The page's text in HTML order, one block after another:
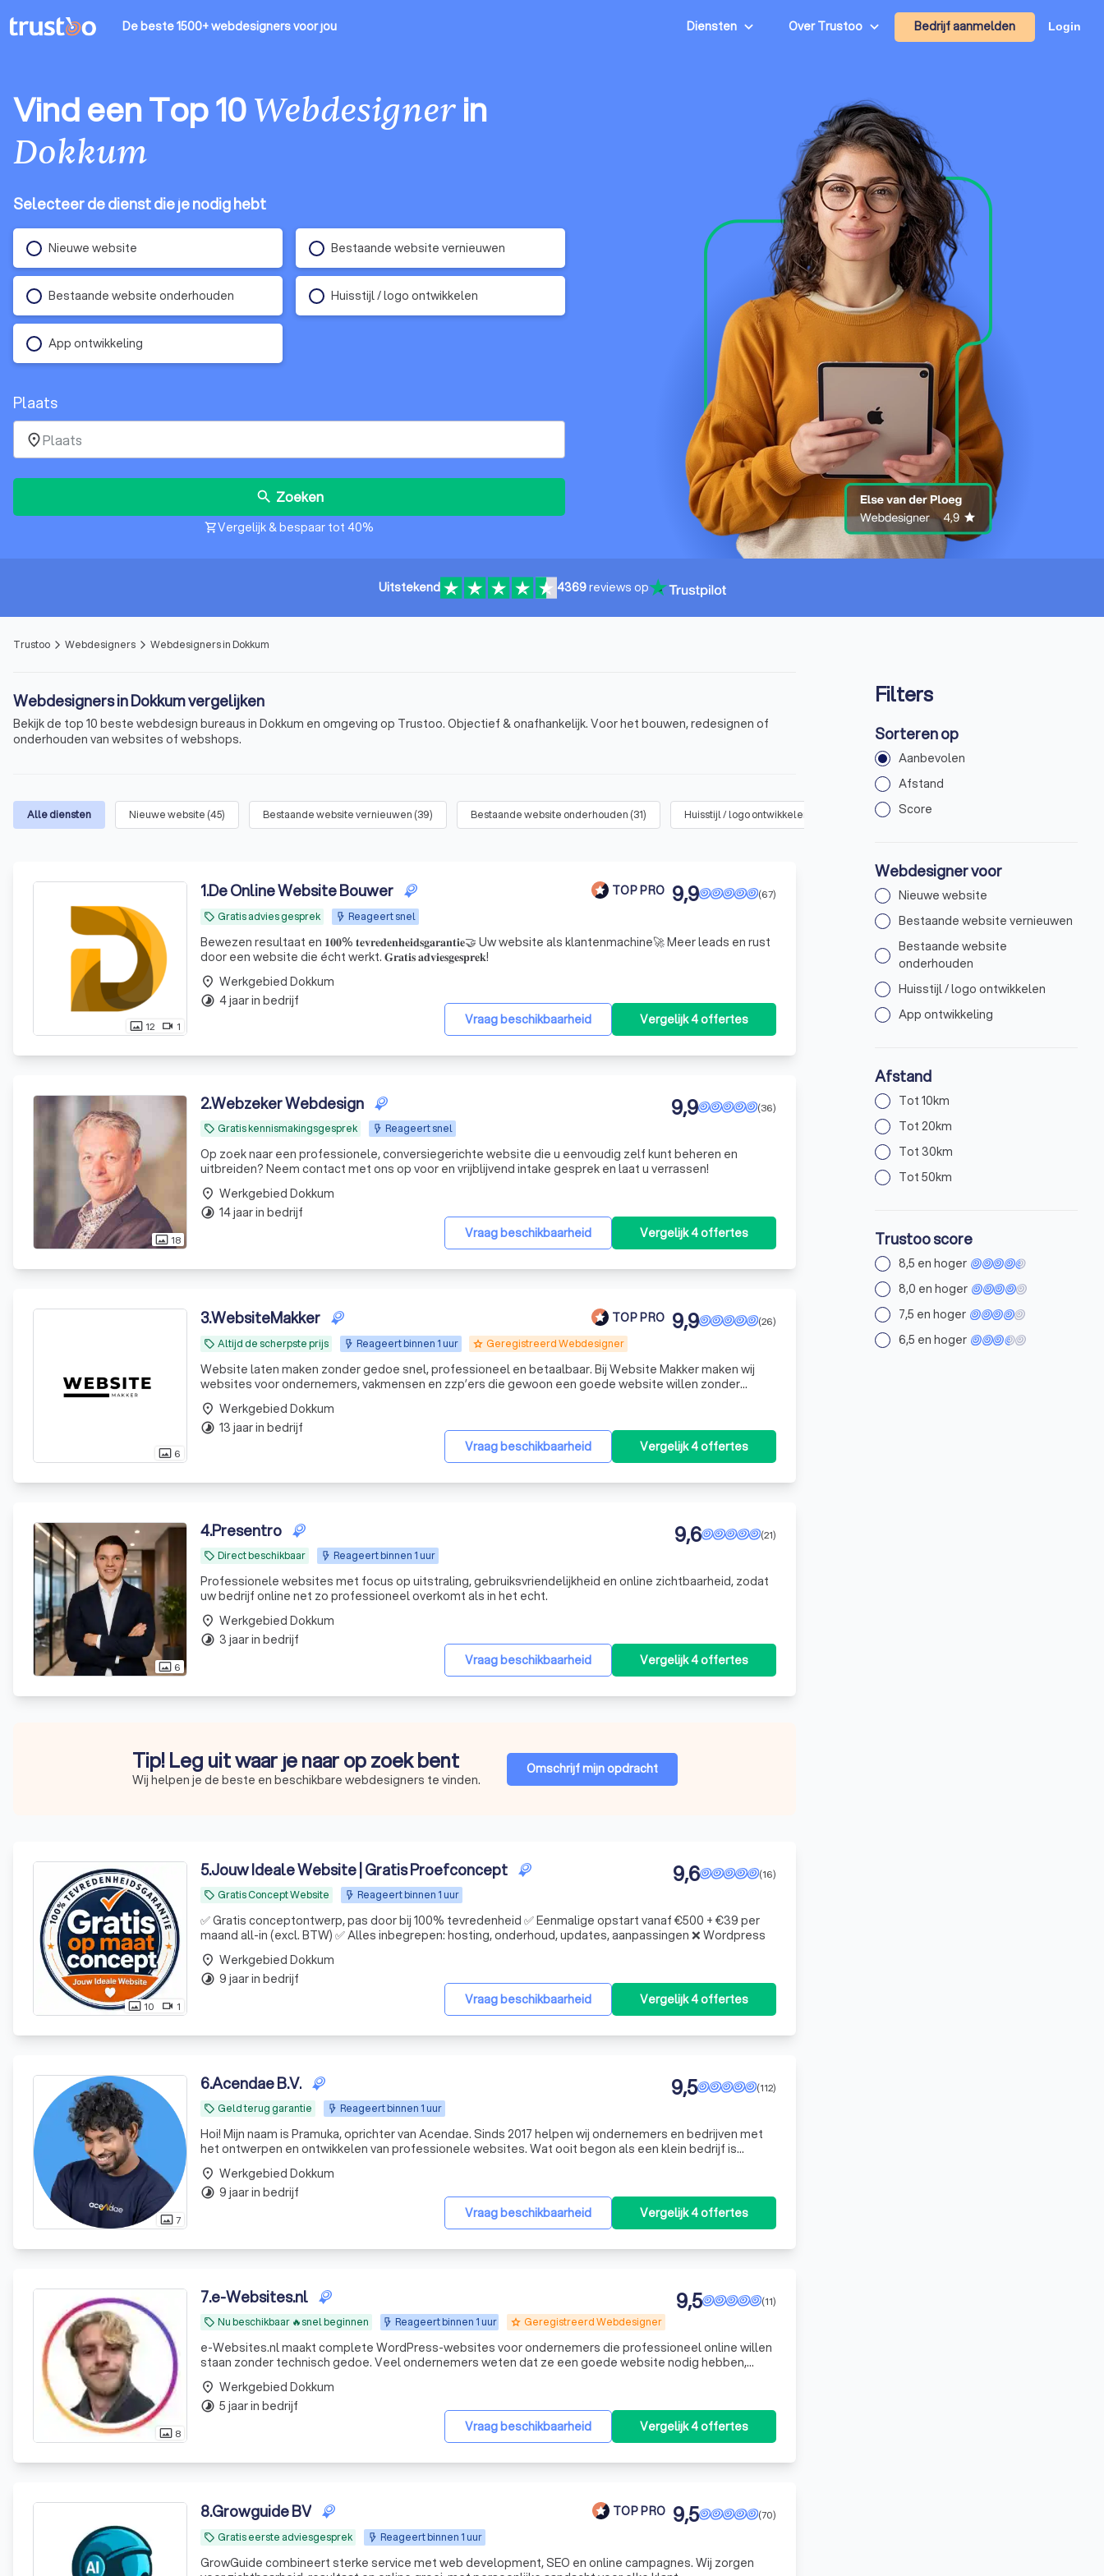
De beste 1500+ webdesignersvoor jou Diensten Over Trustoo Bedrijf aanmelden Login
Vind een Top 10Webdesignerin
Dokkum
Selecteer de dienst die je nodig hebt
Nieuwe website Bestaande website vernieuwen
Bestaande website onderhouden Huisstijl / logo ontwikkelen
App ontwikkeling
Plaats
place
search Zoeken
shopping_cartVergelijk & bespaar tot 40%
Uitstekend 4369reviews op
Trustoo arrow_forward_ios Webdesigners arrow_forward_ios Webdesigners in Dokkum
Webdesigners in Dokkum vergelijken
Bekijk de top 10 beste webdesign bureaus in Dokkum en omgeving op Trustoo. Objectief & onafhankelijk. Voor het bouwen, redesignen of
onderhouden van websites of webshops.
Alle diensten Nieuwe website (45) Bestaande website vernieuwen (39) Bestaande website onderhouden (31) Huisstijl / logo ontwikkelen App ontwikkeling
photo_size_select_actual 12 videocam 1
1.De Online Website Bouwer TOP PRO
local_offer Gratis advies gesprek Reageert snel
(67)
9,9
Bewezen resultaat en 𝟏𝟎𝟎% 𝐭𝐞𝐯𝐫𝐞𝐝𝐞𝐧𝐡𝐞𝐢𝐝𝐬𝐠𝐚𝐫𝐚𝐧𝐭𝐢𝐞🤝 Uw website als klantenmachine🚀 Meer leads en rust
door een website die écht werkt. 𝐆𝐫𝐚𝐭𝐢𝐬 𝐚𝐝𝐯𝐢𝐞𝐬𝐠𝐞𝐬𝐩𝐫𝐞𝐤!
Vraag beschikbaarheid Vergelijk 4 offertes
place Werkgebied Dokkum
timelapse 4 jaar in bedrijf
photo_size_select_actual 18
2.Webzeker Webdesign
local_offer Gratis kennismakingsgesprek Reageert snel
(36)
9,9
Op zoek naar een professionele, conversiegerichte website die u eenvoudig zelf kunt beheren en
uitbreiden? Neem contact met ons op voor en vrijblijvend intake gesprek en laat u verrassen!
Vraag beschikbaarheid Vergelijk 4 offertes
place Werkgebied Dokkum
timelapse 14 jaar in bedrijf
photo_size_select_actual 6
3.WebsiteMakker TOP PRO
local_offer Altijd de scherpste prijs Reageert binnen 1 uur grade Geregistreerd Webdesigner
(26)
9,9
Website laten maken zonder gedoe snel, professioneel en betaalbaar. Bij Website Makker maken wij
websites voor ondernemers, vakmensen en zzp’ers die gewoon een goede website willen zonder
gedoe of vage beloftes. ✅ Binnen 5 tot 7 werkdagen online ✅ Volledig mobielvriendelijk &
gebruiksvriendelijk ✅
Vraag beschikbaarheid
Vergelijk 4 offertes
place Werkgebied Dokkum
timelapse 13 jaar in bedrijf
photo_size_select_actual 6
4.Presentro
local_offer Direct beschikbaar Reageert binnen 1 uur
(21)
9,6
Professionele websites met focus op uitstraling, gebruiksvriendelijkheid en online zichtbaarheid, zodat
uw bedrijf online net zo professioneel overkomt als in het echt.
Vraag beschikbaarheid Vergelijk 4 offertes
place Werkgebied Dokkum
timelapse 3 jaar in bedrijf
Tip! Leg uit waar je naar op zoek bent
Wij helpen je de beste en beschikbare webdesigners te vinden.
Omschrijf mijn opdracht
photo_size_select_actual 10 videocam 1
5.Jouw Ideale Website | Gratis Proefconcept
local_offer Gratis Concept Website Reageert binnen 1 uur
(16)
9,6
✅ Gratis conceptontwerp, pas door bij 100% tevredenheid ✅ Eenmalige opstart vanaf €500 + €39 per
maand all-in (excl. BTW) ✅ Alles inbegrepen: hosting, onderhoud, updates, aanpassingen ❌ Wordpress
Vraag beschikbaarheid Vergelijk 4 offertes
place Werkgebied Dokkum
timelapse 9 jaar in bedrijf
photo_size_select_actual7
6.Acendae B.V.
local_offer Geld terug garantie Reageert binnen 1 uur
(112)
9,5
Hoi! Mijn naam is Pramuka, oprichter van Acendae. Sinds 2017 helpen wij ondernemers en bedrijven met
het ontwerpen en ontwikkelen van professionele websites. Wat ooit begon als een klein bedrijf is
inmiddels uitgegroeid tot een enthousiast team van 14 collega's. Iedere dag werken we met veel plezie
Vraag beschikbaarheid Vergelijk 4 offertes
place Werkgebied Dokkum
timelapse 9 jaar in bedrijf
photo_size_select_actual 8
7.e-Websites.nl
local_offer Nu beschikbaar 🔥snel beginnen Reageert binnen 1 uur grade Geregistreerd Webdesigner
(11)
9,5
e-Websites.nl maakt complete WordPress-websites voor ondernemers die professioneel online willen
staan zonder technisch gedoe. Veel ondernemers weten dat ze een goede website nodig hebben,
maar lopen vast op keuzes zoals hosting, domeinnaam, e-mail, WordPress, onderhoud, beveiliging en
teksten. Wij
Vraag beschikbaarheid Vergelijk 4 offertes
place Werkgebied Dokkum
timelapse 5 jaar in bedrijf
8.Growguide BV TOP PRO
local_offer Gratis eerste adviesgesprek Reageert binnen 1 uur
(70)
9,5
GrowGuide combineert sterke service met web development, SEO en online campagnes. Wij zorgen
Filters
Sorteren op
Aanbevolen
Afstand
Score
Webdesigner voor
Nieuwe website
Bestaande website vernieuwen
Bestaande website
onderhouden
Huisstijl / logo ontwikkelen
App ontwikkeling
Afstand
Tot 10km
Tot 20km
Tot 30km
Tot 50km
Trustoo score
8,5 en hoger
8,0 en hoger
7,5 en hoger
6,5 en hoger